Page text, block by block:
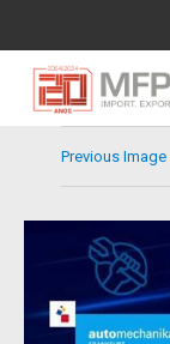
Previous Image